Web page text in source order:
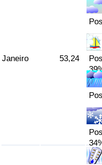
Janeiro 53,24
Indicador de Poluição
Indicador de Poluição por
Indicador de Trânsito